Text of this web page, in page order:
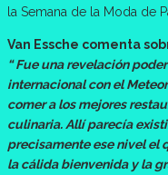
la Semana de la Moda de
Van Essche comenta
“ Fue una revelación
internacional con el
comer a los mejores
culinaria. Allí parecía
precisamente ese nivel el
la cálida bienvenida y la